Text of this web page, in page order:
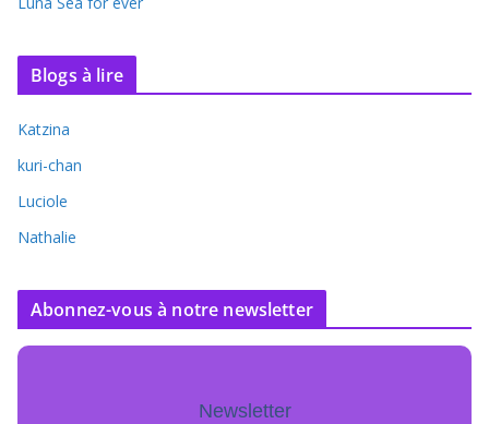
Blogs à lire
Katzina
kuri-chan
Luciole
Nathalie
Abonnez-vous à notre newsletter
Newsletter